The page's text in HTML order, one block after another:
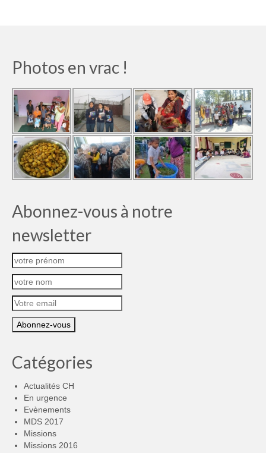
Photos en vrac !
Abonnez-vous à notre
newsletter
Catégories
Actualités CH
En urgence
Evènements
MDS 2017
Missions
Missions 2016